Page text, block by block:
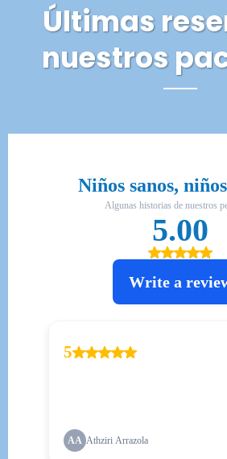
Últimas
nuestros